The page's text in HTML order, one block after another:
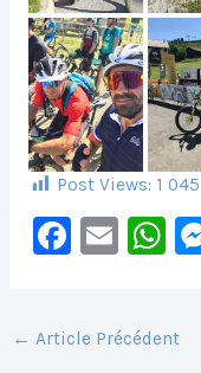
Post Views: 1 045
F
E
E
L
W
S
← Article Précédent